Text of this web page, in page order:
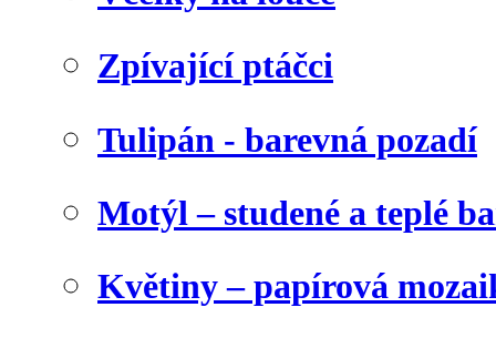
Zpívající ptáčci
Tulipán - barevná pozadí
Motýl – studené a teplé
Květiny – papírová